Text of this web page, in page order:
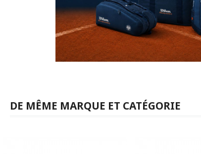
DE MÊME MARQUE ET CATÉGORIE